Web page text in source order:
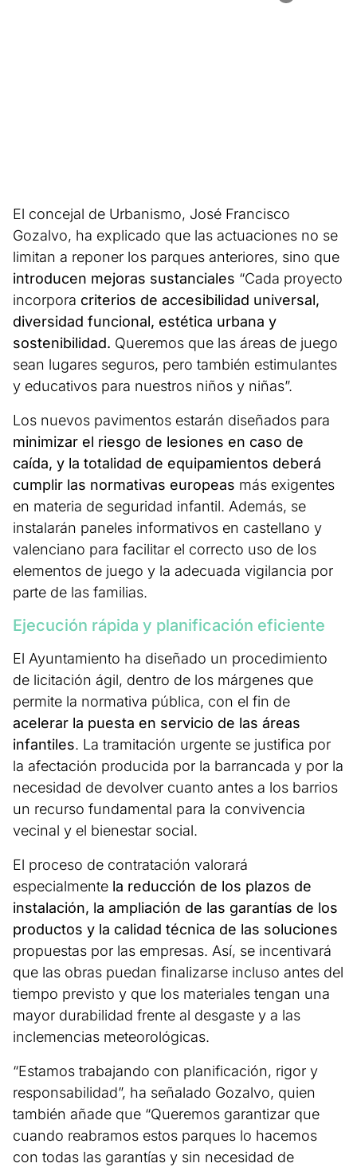
El concejal de Urbanismo, José Francisco
Gozalvo, ha explicado que las actuaciones no se
limitan a reponer los parques anteriores, sino que
introducen mejoras sustanciales “Cada proyecto
incorpora criterios de accesibilidad universal,
diversidad funcional, estética urbana y
sostenibilidad. Queremos que las áreas de juego
sean lugares seguros, pero también estimulantes
y educativos para nuestros niños y niñas”.
Los nuevos pavimentos estarán diseñados para
minimizar el riesgo de lesiones en caso de
caída, y la totalidad de equipamientos deberá
cumplir las normativas europeas más exigentes
en materia de seguridad infantil. Además, se
instalarán paneles informativos en castellano y
valenciano para facilitar el correcto uso de los
elementos de juego y la adecuada vigilancia por
parte de las familias.
Ejecución rápida y planificación eficiente
El Ayuntamiento ha diseñado un procedimiento
de licitación ágil, dentro de los márgenes que
permite la normativa pública, con el fin de
acelerar la puesta en servicio de las áreas
infantiles. La tramitación urgente se justifica por
la afectación producida por la barrancada y por la
necesidad de devolver cuanto antes a los barrios
un recurso fundamental para la convivencia
vecinal y el bienestar social.
El proceso de contratación valorará
especialmente la reducción de los plazos de
instalación, la ampliación de las garantías de los
productos y la calidad técnica de las soluciones
propuestas por las empresas. Así, se incentivará
que las obras puedan finalizarse incluso antes del
tiempo previsto y que los materiales tengan una
mayor durabilidad frente al desgaste y a las
inclemencias meteorológicas.
“Estamos trabajando con planificación, rigor y
responsabilidad”, ha señalado Gozalvo, quien
también añade que “Queremos garantizar que
cuando reabramos estos parques lo hacemos
con todas las garantías y sin necesidad de